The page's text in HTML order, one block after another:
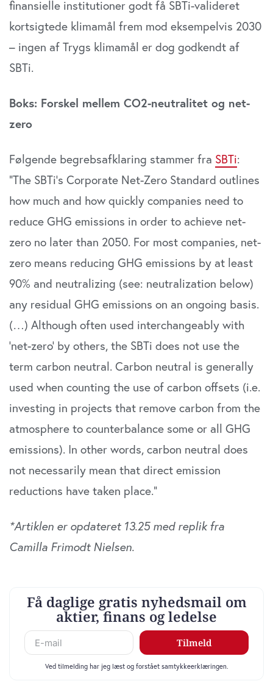
finansielle institutioner godt få SBTi-valideret
kortsigtede klimamål frem mod eksempelvis 2030
– ingen af Trygs klimamål er dog godkendt af
SBTi.
Boks: Forskel mellem CO2-neutralitet og net-
zero
Følgende begrebsafklaring stammer fra SBTi:
“The SBTi’s Corporate Net-Zero Standard outlines
how much and how quickly companies need to
reduce GHG emissions in order to achieve net-
zero no later than 2050. For most companies, net-
zero means reducing GHG emissions by at least
90% and neutralizing (see: neutralization below)
any residual GHG emissions on an ongoing basis.
(…) Although often used interchangeably with
‘net-zero’ by others, the SBTi does not use the
term carbon neutral. Carbon neutral is generally
used when counting the use of carbon offsets (i.e.
investing in projects that remove carbon from the
atmosphere to counterbalance some or all GHG
emissions). In other words, carbon neutral does
not necessarily mean that direct emission
reductions have taken place.”
*Artiklen er opdateret 13.25 med replik fra
Camilla Frimodt Nielsen.